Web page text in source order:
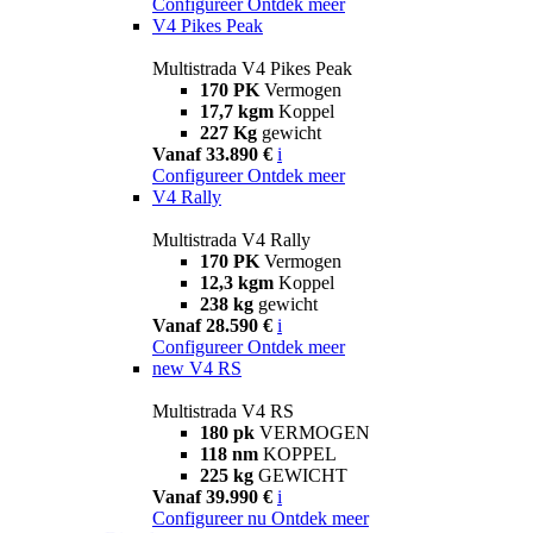
V4 Pikes Peak
Multistrada V4 Pikes Peak
170 PK Vermogen
17,7 kgm Koppel
227 Kg gewicht
Vanaf 33.890 € i
Configureer Ontdek meer
V4 Rally
Multistrada V4 Rally
170 PK Vermogen
12,3 kgm Koppel
238 kg gewicht
Vanaf 28.590 € i
Configureer Ontdek meer
new V4 RS
Multistrada V4 RS
180 pk VERMOGEN
118 nm KOPPEL
225 kg GEWICHT
Vanaf 39.990 € i
Configureer nu Ontdek meer